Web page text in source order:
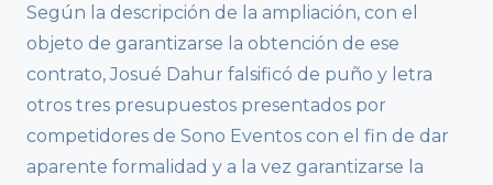
Según la descripción de la ampliación, con el
objeto de garantizarse la obtención de ese
contrato, Josué Dahur falsificó de puño y letra
otros tres presupuestos presentados por
competidores de Sono Eventos con el fin de dar
aparente formalidad y a la vez garantizarse la